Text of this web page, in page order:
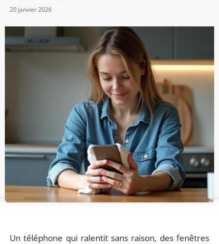
20 janvier 2026
Un téléphone qui ralentit sans raison, des fenêtres